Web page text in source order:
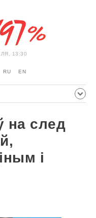
13:30
RU EN
МЕРКАВАННЕ
САЛІДАРНАСЦЬ
на след
і